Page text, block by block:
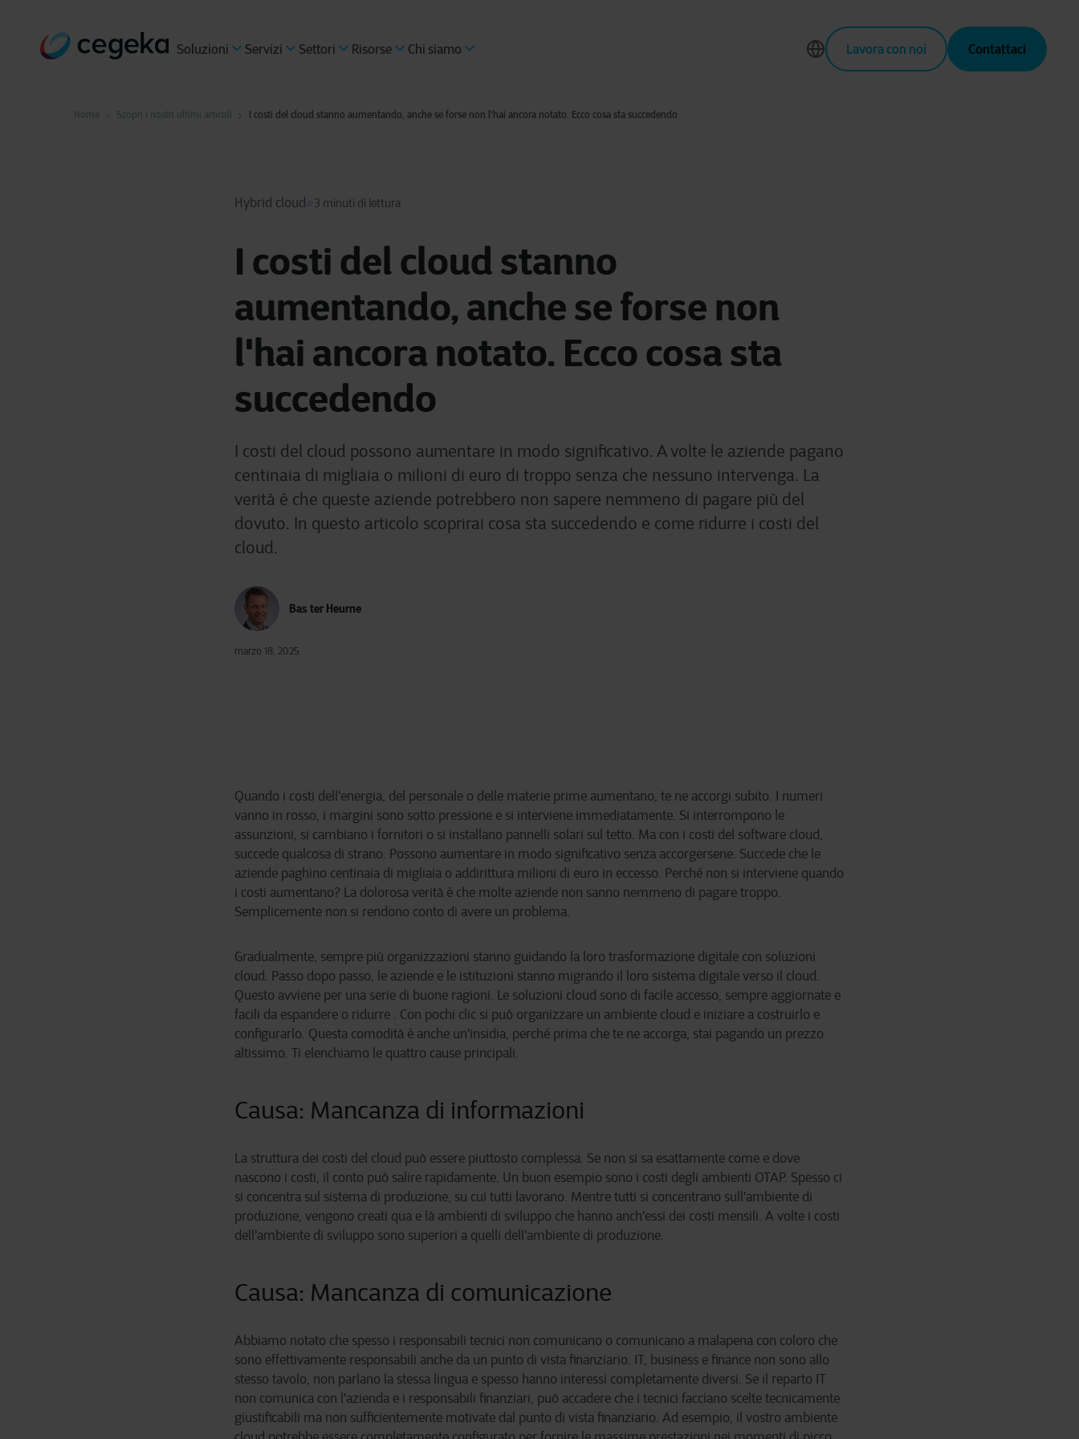
Soluzioni Servizi Settori Risorse Chi siamo Lavora con noi Contattaci
Home Scopri i nostri ultimi articoli I costi del cloud stanno aumentando, anche se forse non l'hai ancora notato. Ecco cosa sta succedendo
Hybrid cloud 3 minuti di lettura
I costi del cloud stanno
aumentando, anche se forse non
l'hai ancora notato. Ecco cosa sta
succedendo
I costi del cloud possono aumentare in modo significativo. A volte le aziende pagano
centinaia di migliaia o milioni di euro di troppo senza che nessuno intervenga. La
verità è che queste aziende potrebbero non sapere nemmeno di pagare più del
dovuto. In questo articolo scoprirai cosa sta succedendo e come ridurre i costi del
cloud.
Bas ter Heurne
marzo 18, 2025
Quando i costi dell'energia, del personale o delle materie prime aumentano, te ne accorgi subito. I numeri
vanno in rosso, i margini sono sotto pressione e si interviene immediatamente. Si interrompono le
assunzioni, si cambiano i fornitori o si installano pannelli solari sul tetto. Ma con i costi del software cloud,
succede qualcosa di strano. Possono aumentare in modo significativo senza accorgersene. Succede che le
aziende paghino centinaia di migliaia o addirittura milioni di euro in eccesso. Perché non si interviene quando
i costi aumentano? La dolorosa verità è che molte aziende non sanno nemmeno di pagare troppo.
Semplicemente non si rendono conto di avere un problema.
Gradualmente, sempre più organizzazioni stanno guidando la loro trasformazione digitale con soluzioni
cloud. Passo dopo passo, le aziende e le istituzioni stanno migrando il loro sistema digitale verso il cloud.
Questo avviene per una serie di buone ragioni. Le soluzioni cloud sono di facile accesso, sempre aggiornate e
facili da espandere o ridurre . Con pochi clic si può organizzare un ambiente cloud e iniziare a costruirlo e
configurarlo. Questa comodità è anche un'insidia, perché prima che te ne accorga, stai pagando un prezzo
altissimo. Ti elenchiamo le quattro cause principali.
Causa: Mancanza di informazioni
La struttura dei costi del cloud può essere piuttosto complessa. Se non si sa esattamente come e dove
nascono i costi, il conto può salire rapidamente. Un buon esempio sono i costi degli ambienti OTAP. Spesso ci
si concentra sul sistema di produzione, su cui tutti lavorano. Mentre tutti si concentrano sull'ambiente di
produzione, vengono creati qua e là ambienti di sviluppo che hanno anch'essi dei costi mensili. A volte i costi
dell'ambiente di sviluppo sono superiori a quelli dell'ambiente di produzione.
Causa: Mancanza di comunicazione
Abbiamo notato che spesso i responsabili tecnici non comunicano o comunicano a malapena con coloro che
sono effettivamente responsabili anche da un punto di vista finanziario. IT, business e finance non sono allo
stesso tavolo, non parlano la stessa lingua e spesso hanno interessi completamente diversi. Se il reparto IT
non comunica con l'azienda e i responsabili finanziari, può accadere che i tecnici facciano scelte tecnicamente
giustificabili ma non sufficientemente motivate dal punto di vista finanziario. Ad esempio, il vostro ambiente